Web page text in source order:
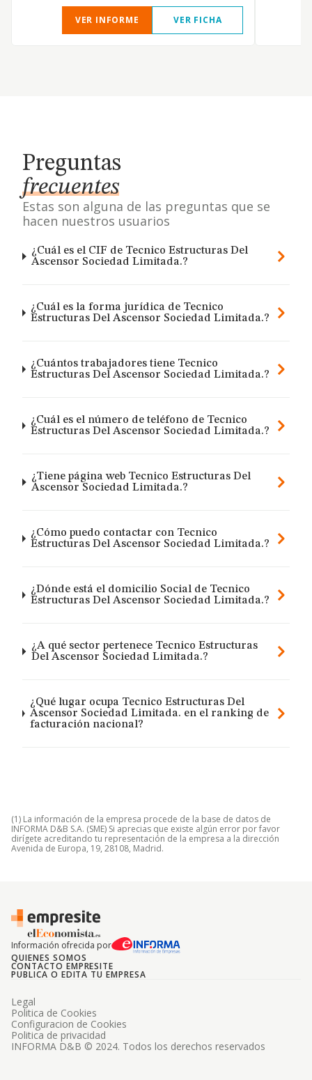
VER INFORME VER FICHA
Preguntas
frecuentes
Estas son alguna de las preguntas que se
hacen nuestros usuarios
¿Cuál es el CIF de Tecnico Estructuras Del
Ascensor Sociedad Limitada.?
¿Cuál es la forma jurídica de Tecnico
Estructuras Del Ascensor Sociedad Limitada.?
¿Cuántos trabajadores tiene Tecnico
Estructuras Del Ascensor Sociedad Limitada.?
¿Cuál es el número de teléfono de Tecnico
Estructuras Del Ascensor Sociedad Limitada.?
¿Tiene página web Tecnico Estructuras Del
Ascensor Sociedad Limitada.?
¿Cómo puedo contactar con Tecnico
Estructuras Del Ascensor Sociedad Limitada.?
¿Dónde está el domicilio Social de Tecnico
Estructuras Del Ascensor Sociedad Limitada.?
¿A qué sector pertenece Tecnico Estructuras
Del Ascensor Sociedad Limitada.?
¿Qué lugar ocupa Tecnico Estructuras Del
Ascensor Sociedad Limitada. en el ranking de
facturación nacional?
(1) La información de la empresa procede de la base de datos de
INFORMA D&B S.A. (SME) Si aprecias que existe algún error por favor
dirígete acreditando tu representación de la empresa a la dirección
Avenida de Europa, 19, 28108, Madrid.
Información ofrecida por
QUIENES SOMOS
CONTACTO EMPRESITE
PUBLICA O EDITA TU EMPRESA
INFORMA D&B © 2024. Todos los derechos reservados
Legal
Politica de Cookies
Configuracion de Cookies
Politica de privacidad